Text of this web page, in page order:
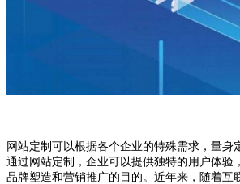
网站定制可以根据各个企业的特殊需求，量身
通过网站定制，企业可以提供独特的用户体验
品牌塑造和营销推广的目的。近年来，随着互